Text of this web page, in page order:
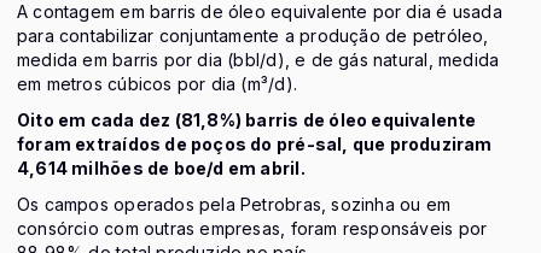
A contagem em barris de óleo equivalente por dia é usada
para contabilizar conjuntamente a produção de petróleo,
medida em barris por dia (bbl/d), e de gás natural, medida
em metros cúbicos por dia (m³/d).
Oito em cada dez (81,8%) barris de óleo equivalente
foram extraídos de poços do pré-sal, que produziram
4,614 milhões de boe/d em abril.
Os campos operados pela Petrobras, sozinha ou em
consórcio com outras empresas, foram responsáveis por